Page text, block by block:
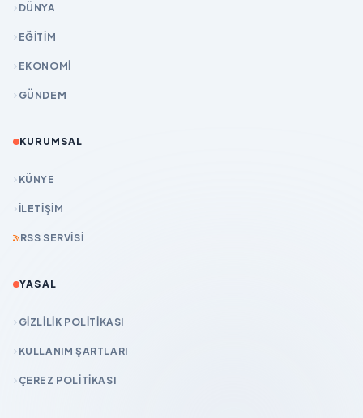
DÜNYA
EĞİTİM
EKONOMİ
GÜNDEM
KURUMSAL
KÜNYE
İLETIŞIM
RSS SERVISI
YASAL
GIZLILIK POLITIKASI
KULLANIM ŞARTLARI
ÇEREZ POLITIKASI